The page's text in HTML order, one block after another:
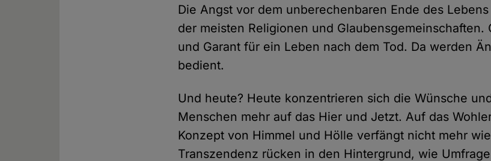
Die Angst vor dem unberechenbaren Ende des
der meisten Religionen und Glaubensgemeinschaften.
und Garant für ein Leben nach dem Tod. Da werden
bedient.
Und heute? Heute konzentrieren sich die Wünsche
Menschen mehr auf das Hier und Jetzt. Auf das
Konzept von Himmel und Hölle verfängt nicht mehr
Transzendenz rücken in den Hintergrund, wie